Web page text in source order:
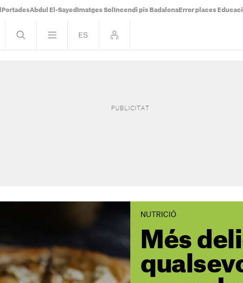
PortadesAbdul El-Sayed Imatges Sol Incendi pis Badalona Error places
NUTRICIÓ
Més